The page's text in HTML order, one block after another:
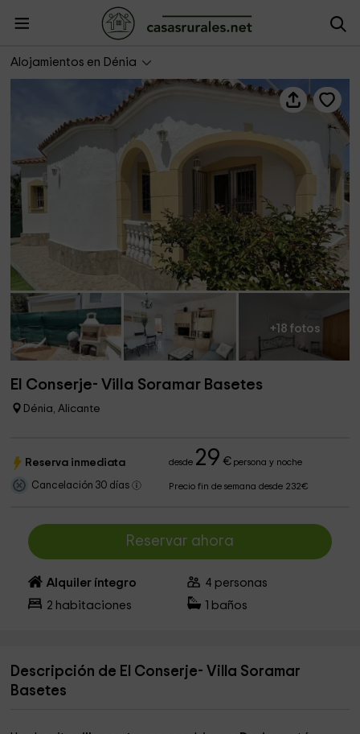
Alojamientos en Dénia
El Conserje- Villa Soramar Basetes
+18 fotos
El Conserje- Villa Soramar Basetes
Dénia, Alicante
Reserva inmediata desde 29 €persona y noche
Cancelación 30 días Precio fin de semana desde 232€
Reservar ahora
Alquiler íntegro 4 personas
2 habitaciones baños
Descripción de El Conserje- Villa Soramar
Basetes